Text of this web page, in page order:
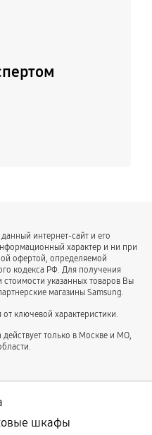
интернет-сайт и его
характер и ни при
офертой, определяемой
кодекса РФ. Для получения
указанных товаров Вы
магазины Samsung.
ключевой характеристики.
только в Москве и МО,
шкафы